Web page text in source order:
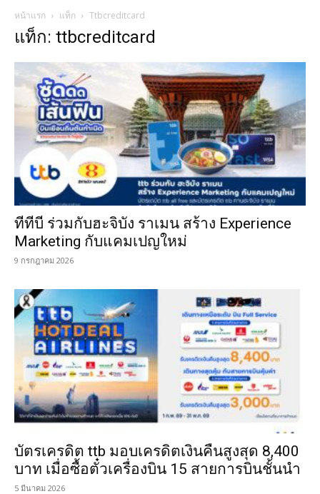
หน้าแรก แท็ก Ttbcreditcard
แท็ก: ttbcreditcard
ทีทีบี ร่วมกับฮะจิบัง ราเมน สร้าง Experience
Marketing กับแคมเปญใหม่
9 กรกฎาคม 2026
บัตรเครดิต ttb มอบเครดิตเงินคืนสูงสุด 8,400
บาท เมื่อซื้อตั๋วเครื่องบิน 15 สายการบินชั้นนำ
5 มีนาคม 2026